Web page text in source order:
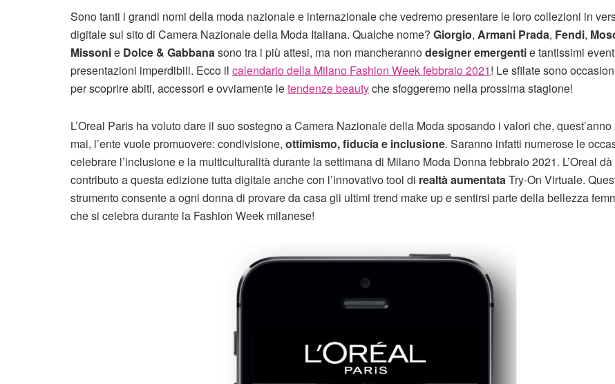
Sono tanti i grandi nomi della moda nazionale e internazionale che vedremo presentare le loro collezioni in
digitale sul sito di Camera Nazionale della Moda Italiana. Qualche nome? Giorgio, Armani Prada, Fendi,
Missonie Dolce & Gabbanasono tra i più attesi, ma non mancherannodesigner emergentie tantissimi
presentazioni imperdibili. Ecco il calendario della Milano Fashion Week febbraio 2021! Le sfilate sono
per scoprire abiti, accessori e ovviamente letendenze beautyche sfoggeremo nella prossima stagione!
L’Oreal Paris ha voluto dare il suo sostegno a Camera Nazionale della Moda sposando i valori che,
mai, l’ente vuole promuovere: condivisione, ottimismo, fiducia e inclusione. Saranno infatti numerose le
celebrare l’inclusione e la multiculturalità durante la settimana di Milano Moda Donna febbraio 2021. L’Oreal
contributo a questa edizione tutta digitale anche con l’innovativo tool di realtà aumentataTry-On Virtuale.
strumento consente a ogni donna di provare da casa gli ultimi trend make up e sentirsi parte della bellezza
che si celebra durante la Fashion Week milanese!